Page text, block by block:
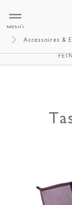
MENÜ
Accessoires &